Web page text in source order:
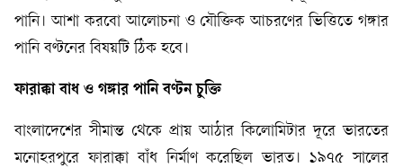
পানি। আশা করবো আলোচনা ও যৌক্তিক আচরণের ভিত্তিতে গঙ্গার
পানি বণ্টনের বিষয়টি ঠিক হবে।
ফারাক্কা বাধ ও গঙ্গার পানি বণ্টন চুক্তি
বাংলাদেশের সীমান্ত থেকে প্রায় আঠার কিলোমিটার দূরে ভারতের
মনোহরপুরে ফারাক্কা বাঁধ নির্মাণ করেছিল ভারত। ১৯৭৫ সালের